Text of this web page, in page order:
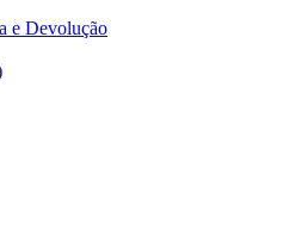
e Devolução